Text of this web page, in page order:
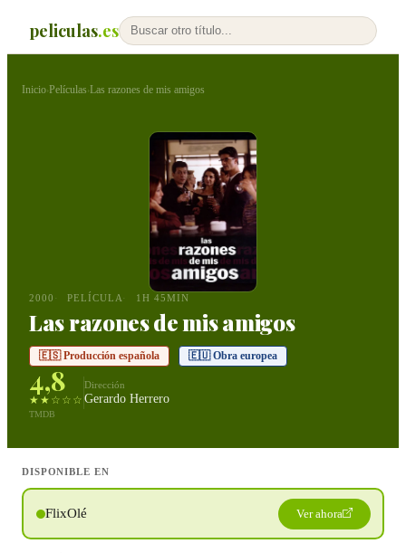
peliculas.es
Inicio›Películas›Las razones de mis amigos
2000 PELÍCULA 1H 45MIN
Las razones de mis amigos
🇪🇸 Producción española 🇪🇺 Obra europea
4,8
★★☆☆☆
TMDB
Dirección
Gerardo Herrero
DISPONIBLE EN
FlixOlé Ver ahora